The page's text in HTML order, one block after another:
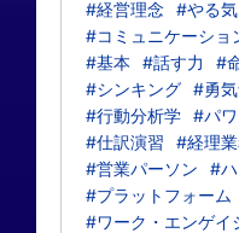
#経営理念 #やる気
#コミュニケーショ
#基本
#話す力 #
#シンキング #勇
#行動分析学 #パ
#仕訳演習
#経理
#営業パーソン
#
#プラットフォーム
#ワーク・エンゲイ